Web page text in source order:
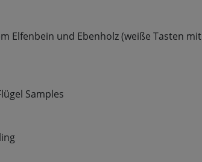
Elfenbein und Ebenholz (weiße Tasten mit
Samples